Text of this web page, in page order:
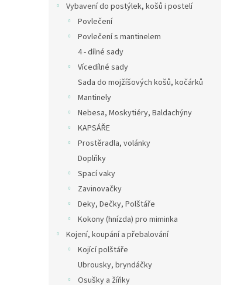
Vybavení do postýlek, košů i postelí
Povlečení
Povlečení s mantinelem
4 - dílné sady
Vícedílné sady
Sada do mojžíšových košů, kočárků
Mantinely
Nebesa, Moskytiéry, Baldachýny
KAPSÁŘE
Prostěradla, volánky
Doplňky
Spací vaky
Zavinovačky
Deky, Dečky, Polštáře
Kokony (hnízda) pro miminka
Kojení, koupání a přebalování
Kojící polštáře
Ubrousky, bryndáčky
Osušky a žíňky